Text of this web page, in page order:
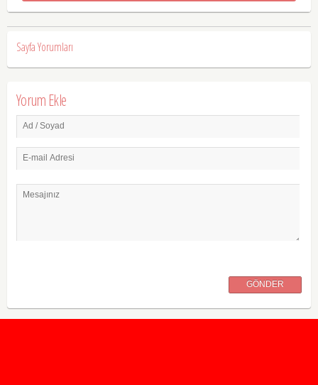
Sayfa Yorumları
Yorum Ekle
Ad / Soyad
E-mail Adresi
Mesajınız
GÖNDER